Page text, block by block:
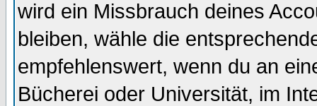
wird ein Missbrauch deines
bleiben, wähle die
empfehlenswert, wenn du an
Bücherei oder Universität, im